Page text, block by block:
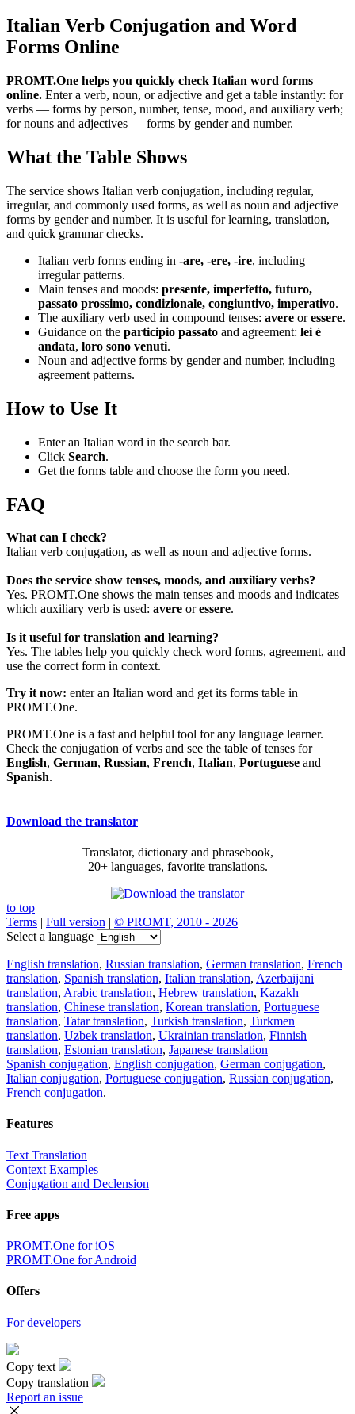
Italian Verb Conjugation and Word
Forms Online
PROMT.One helps you quickly check Italian word forms
online. Enter a verb, noun, or adjective and get a table instantly: for
verbs — forms by person, number, tense, mood, and auxiliary verb;
for nouns and adjectives — forms by gender and number.
What the Table Shows
The service shows Italian verb conjugation, including regular,
irregular, and commonly used forms, as well as noun and adjective
forms by gender and number. It is useful for learning, translation,
and quick grammar checks.
Italian verb forms ending in -are, -ere, -ire, including
irregular patterns.
Main tenses and moods: presente, imperfetto, futuro,
passato prossimo, condizionale, congiuntivo, imperativo.
The auxiliary verb used in compound tenses: avere oressere.
Guidance on the participio passato and agreement: lei è
andata, loro sono venuti.
Noun and adjective forms by gender and number, including
agreement patterns.
How to Use It
Enter an Italian word in the search bar.
Click Search.
Get the forms table and choose the form you need.
FAQ
What can I check?
Italian verb conjugation, as well as noun and adjective forms.
Does the service show tenses, moods, and auxiliary verbs?
Yes. PROMT.One shows the main tenses and moods and indicates
which auxiliary verb is used: avere oressere.
Is it useful for translation and learning?
Yes. The tables help you quickly check word forms, agreement, and
use the correct form in context.
Try it now: enter an Italian word and get its forms table in
PROMT.One.
PROMT.One is a fast and helpful tool for any language learner.
Check the conjugation of verbs and see the table of tenses for
English, German, Russian, French, Italian, Portuguese and
Spanish.
Download the translator
Translator, dictionary and phrasebook,
20+ languages, favorite translations.
to top
Terms | Full version | © PROMT, 2010 - 2026
Select a language
English translation, Russian translation, German translation, French
translation, Spanish translation, Italian translation, Azerbaijani
translation, Arabic translation, Hebrew translation, Kazakh
translation, Chinese translation, Korean translation, Portuguese
translation, Tatar translation, Turkish translation, Turkmen
translation, Uzbek translation, Ukrainian translation, Finnish
translation, Estonian translation, Japanese translation
Spanish conjugation, English conjugation, German conjugation,
Italian conjugation, Portuguese conjugation, Russian conjugation,
French conjugation.
Features
Text Translation
Context Examples
Conjugation and Declension
Free apps
PROMT.One for iOS
PROMT.One for Android
Offers
For developers
Copy text
Copy translation
Report an issue